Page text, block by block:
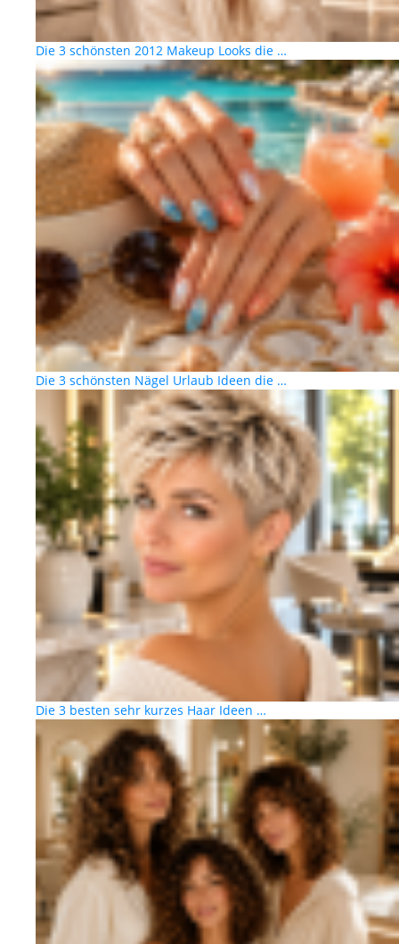
Die 3 schönsten 2012 Makeup Looks die …
Die 3 schönsten Nägel Urlaub Ideen die …
Die 3 besten sehr kurzes Haar Ideen …